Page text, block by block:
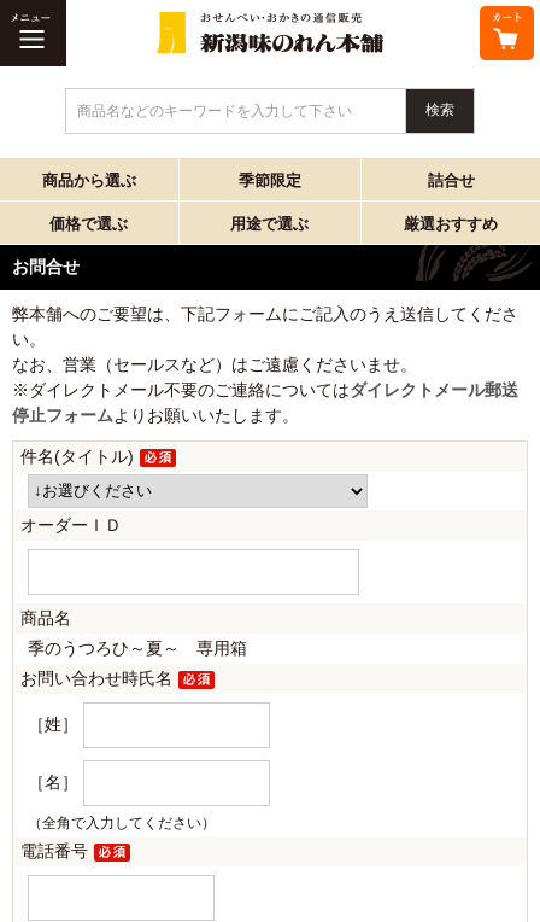
商品名などのキーワードを入力して下さい
商品から選ぶ 季節限定 詰合せ
価格で選ぶ 用途で選ぶ 厳選おすすめ
お問合せ
弊本舗へのご要望は、下記フォームにご記入のうえ送信してくださ
い。
なお、営業（セールスなど）はご遠慮くださいませ。
※ダイレクトメール不要のご連絡についてはダイレクトメール郵送
停止フォームよりお願いいたします。
件名(タイトル)
オーダーＩＤ
商品名
季のうつろひ～夏～ 専用箱
お問い合わせ時氏名
［姓］
［名］
（全角で入力してください）
電話番号